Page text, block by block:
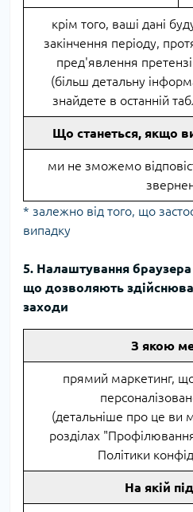
крім того, ваші дані
закінчення періоду,
пред'явлення
(більш детальну
знайдете в останній
Що станеться, якщо
ми не зможемо
* залежно від того, що
випадку
5. Налаштування браузера
що дозволяють
заходи
З якою
прямий маркетинг,
(детальніше про це ви
розділах
Політики
На якій